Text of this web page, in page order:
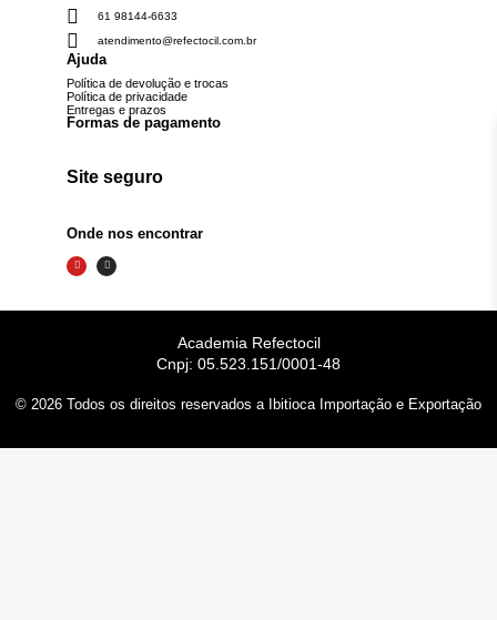
61 98144-6633
atendimento@refectocil.com.br
Ajuda
Política de devolução e trocas
Política de privacidade
Entregas e prazos
Formas de pagamento
Site seguro
Onde nos encontrar
Y
o
u
I
n
s
Academia Refectocil
Cnpj: 05.523.151/0001-48
© 2026 Todos os direitos reservados a Ibitioca Importação e Exportação